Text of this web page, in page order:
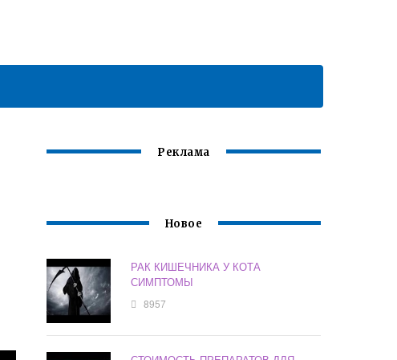
Реклама
Новое
РАК КИШЕЧНИКА У КОТА
СИМПТОМЫ
8957